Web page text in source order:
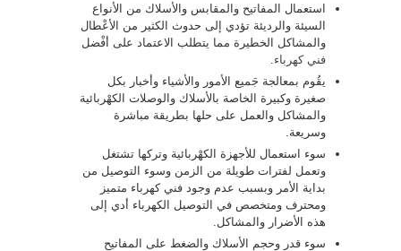
استعمال المفاتيح والمقابس والأسلاك من الأنواع
السيئة والرديئة تؤدي إلى حدوث الكثير من الأعْطال
والمشاكل الخطيرة مما يتطلب الاعتماد على أفْضل
فني كهرباء
يقُوم بمعالجة جَميع الأمور والأشياء وأخبار بكل
صغيرة وكبيرة الخاصة بالأسلاك والوصلات الكهْربائية
والمشاكل والعمل على حلها بطريقة مباشرة
وسريعة.
سوء استعمال للأجهزة الكهْربائية وتركها تشتغل
وتعمل لفترات طويلة من الزمن وسوء التوصيل من
بداية الأمر وبسبب عدم وجود فني كهرباء متميز
ومحترف ومتخصص في التوصيل الكهرباء أدي إلى
هذه الأضرار والمشاكل.
سوء قدر وحجم الأسلاك والضغط على المفاتيح